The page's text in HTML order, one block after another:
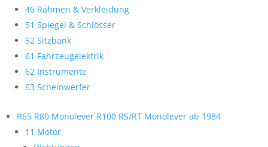
46 Rahmen & Verkleidung
51 Spiegel & Schlösser
52 Sitzbank
61 Fahrzeugelektrik
62 Instrumente
63 Scheinwerfer
R65 R80 Monolever R100 RS/RT Monolever ab 1984
11 Motor